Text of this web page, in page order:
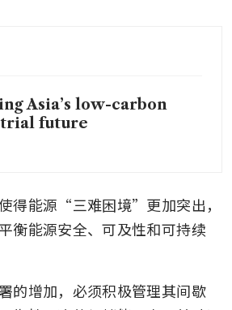
Asia’s low-carbon
future
得能源“三难困境”更加突出，
衡能源安全、可及性和可持续
的增加，必须积极管理其间歇